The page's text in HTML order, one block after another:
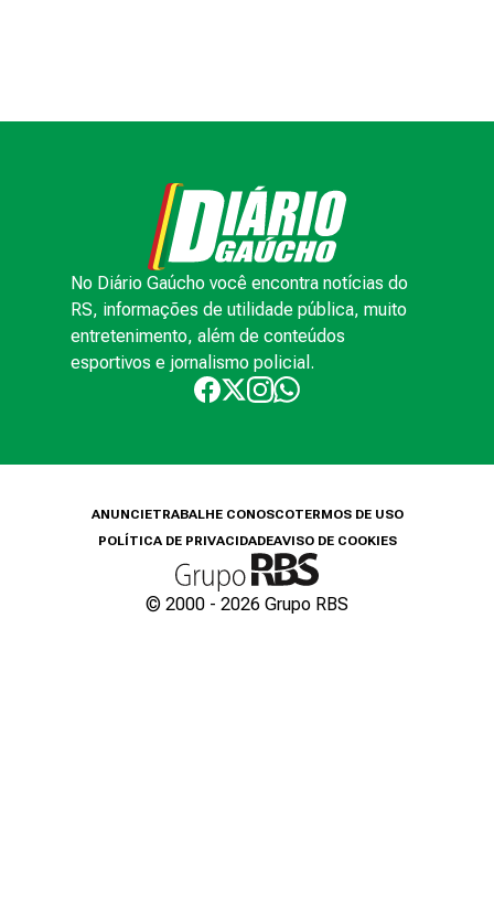
No Diário Gaúcho você encontra notícias do
RS, informações de utilidade pública, muito
entretenimento, além de conteúdos
esportivos e jornalismo policial.
ANUNCIETRABALHE CONOSCOTERMOS DE USO
POLÍTICA DE PRIVACIDADEAVISO DE COOKIES
© 2000 - 2026 Grupo RBS